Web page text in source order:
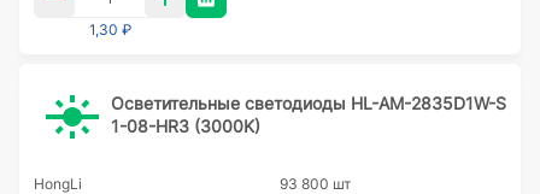
1,30 ₽
Осветительные светодиоды HL-AM-2835D1W-S
1-08-HR3 (3000K)
HongLi 93 800 шт